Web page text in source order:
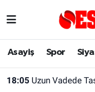
Asayiş Spor
18:05 Uzun Vadede
Asayiş
Yaşam
Eskişehir